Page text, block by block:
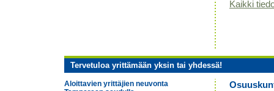
Kaikki
Tervetuloa yrittämään yksin tai yhdessä!
Aloittavien yrittäjien neuvonta